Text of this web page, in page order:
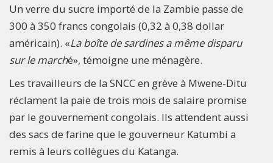
Un verre du sucre importé de la Zambie passe de
300 à 350 francs congolais (0,32 à 0,38 dollar
américain). «La boîte de sardines a même disparu
sur le marché», témoigne une ménagère.
Les travailleurs de la SNCC en grève à Mwene-Ditu
réclament la paie de trois mois de salaire promise
par le gouvernement congolais. Ils attendent aussi
des sacs de farine que le gouverneur Katumbi a
remis à leurs collègues du Katanga.